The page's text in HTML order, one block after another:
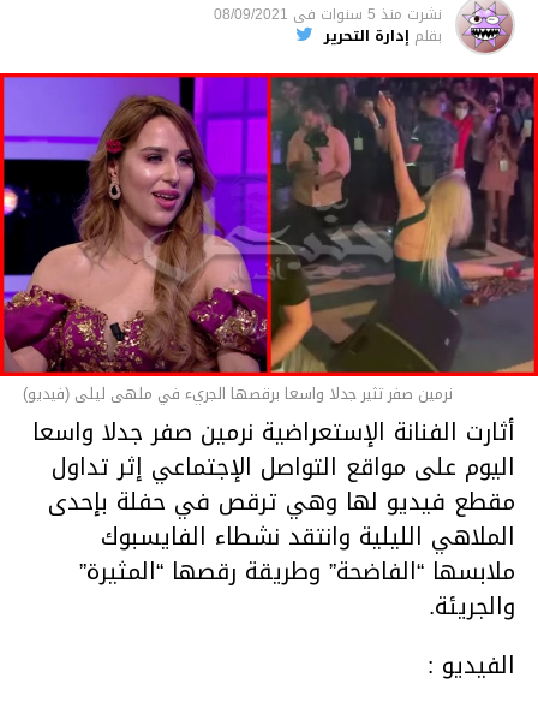
مشغل
الفيديو
00:00
06:25
نشرت منذ 5 سنوات فى 08/09/2021
بقلم إدارة التحرير
نرمين صفر تثير جدلا واسعا برقصها الجريء في ملهى ليلى (فيديو)
أثارت الفنانة الإستعراضية نرمين صفر جدلا واسعا
اليوم على مواقع التواصل الإجتماعي إثر تداول
مقطع فيديو لها وهي ترقص في حفلة بإحدى
الملاهي الليلية وانتقد نشطاء الفايسبوك
ملابسها “الفاضحة” وطريقة رقصها “المثيرة”
والجريئة.
الفيديو :